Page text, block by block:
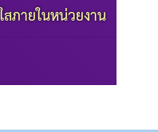
ภายในหน่วยงาน